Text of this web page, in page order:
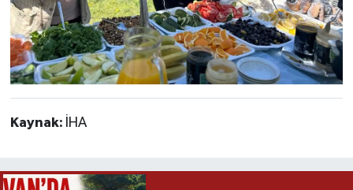
Kaynak: İHA